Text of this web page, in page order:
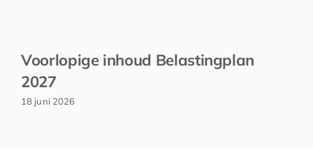
Voorlopige inhoud Belastingplan
2027
18 juni 2026